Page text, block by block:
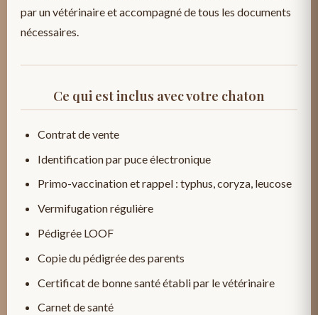
par un vétérinaire et accompagné de tous les documents
nécessaires.
Ce qui est inclus avec votre chaton
Contrat de vente
Identification par puce électronique
Primo-vaccination et rappel : typhus, coryza, leucose
Vermifugation régulière
Pédigrée LOOF
Copie du pédigrée des parents
Certificat de bonne santé établi par le vétérinaire
Carnet de santé